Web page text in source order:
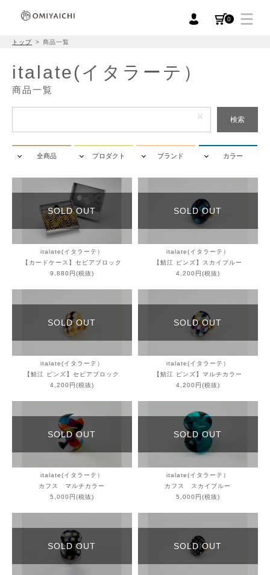
0
トップ 商品一覧
italate(イタラーテ）
商品一覧
検索
全商品 プロダクト ブランド カラー
SOLD OUT
italate(イタラーテ）
【カードケース】セピアブロック
9,880円(税抜)
SOLD OUT
italate(イタラーテ）
【鯖江 ピンズ】スカイブルー
4,200円(税抜)
SOLD OUT
italate(イタラーテ）
【鯖江 ピンズ】セピアブロック
4,200円(税抜)
SOLD OUT
italate(イタラーテ）
【鯖江 ピンズ】マルチカラー
4,200円(税抜)
SOLD OUT
italate(イタラーテ）
カフス マルチカラー
5,000円(税抜)
SOLD OUT
italate(イタラーテ）
カフス スカイブルー
5,000円(税抜)
SOLD OUT SOLD OUT